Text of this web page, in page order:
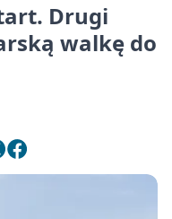
Drugi
walkę do